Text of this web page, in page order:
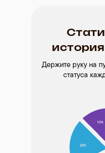
Держите руку на
статуса